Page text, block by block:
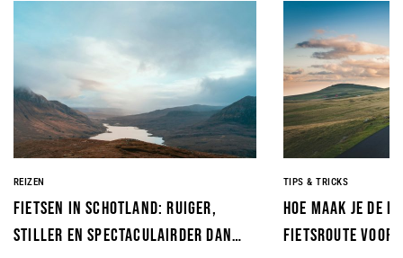
REIZEN
Fietsen in Schotland: ruiger,
stiller en spectaculairder dan
TIPS & TRICKS
Hoe maak je de
fietsroute voor